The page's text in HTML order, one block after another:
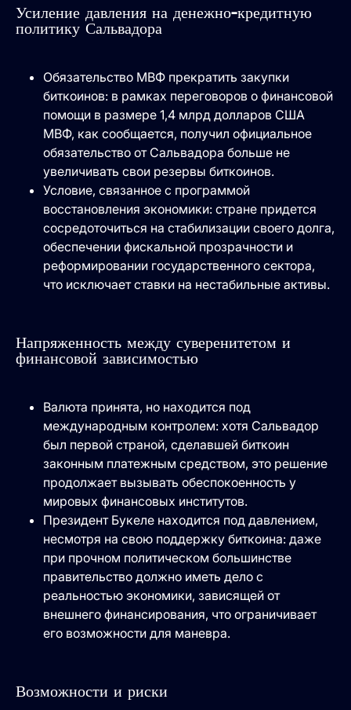
Усиление давления на денежно-кредитную
политику Сальвадора
Обязательство МВФ прекратить закупки
биткоинов: в рамках переговоров о финансовой
помощи в размере 1,4 млрд долларов США
МВФ, как сообщается, получил официальное
обязательство от Сальвадора больше не
увеличивать свои резервы биткоинов.
Условие, связанное с программой
восстановления экономики: стране придется
сосредоточиться на стабилизации своего долга,
обеспечении фискальной прозрачности и
реформировании государственного сектора,
что исключает ставки на нестабильные активы.
Напряженность между суверенитетом и
финансовой зависимостью
Валюта принята, но находится под
международным контролем: хотя Сальвадор
был первой страной, сделавшей биткоин
законным платежным средством, это решение
продолжает вызывать обеспокоенность у
мировых финансовых институтов.
Президент Букеле находится под давлением,
несмотря на свою поддержку биткоина: даже
при прочном политическом большинстве
правительство должно иметь дело с
реальностью экономики, зависящей от
внешнего финансирования, что ограничивает
его возможности для маневра.
Возможности и риски